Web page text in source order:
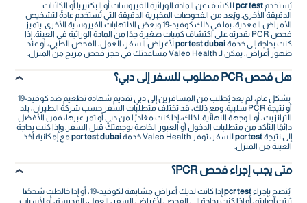
يُستخدمpcr testللكشف عن المادة الوراثية للفيروسات أو البكتيريا أو الكائنات
الدقيقة الأخرى. ويُعد من الفحوصات المخبرية الدقيقة التي تُستخدم عادةً لتشخيص
الأمراض المعدية، بما في ذلك كوفيد-19 وبعض الالتهابات الفيروسية الأخرى. يتميز
فحص PCR بقدرته على اكتشاف كميات صغيرة جدًا من المادة الوراثية في العينة. إذا
كنت بحاجة إلى خدمةpcr test dubaiلأغراض السفر، العمل، الفحص الطبي، أو عند
ظهور أعراض، يمكن لـ Valeo Health مساعدتك في حجز فحص مريح من المنزل.
هل فحص PCR مطلوب للسفر إلى دبي؟
بشكل عام، لم يعد يُطلب من المسافرين إلى دبي تقديم شهادة تطعيم ضد كوفيد-19
أو نتيجة PCR سلبية. ومع ذلك، قد تختلف متطلبات السفر حسب شركة الطيران، بلد
الترانزيت، أو الوجهة النهائية. لذلك، إذا كنت مغادرًا من دبي أو تمر عبرها، فمن الأفضل
دائمًا التأكد من متطلبات الدخول أو العبور الخاصة بوجهتك قبل السفر. وإذا كنت بحاجة
إلى نتيجةpcr testللسفر، توفر Valeo Health خدمة pcr test dubaiمع إمكانية أخذ
العينة من المنزل.
متى يجب إجراء فحص PCR؟
يُنصح بإجراءpcr test
إذا كانت لديك أعراض مشابهة لكوفيد-19، أو إذا خالطت شخصًا
ثبتت إصابته، أو إذا كنت بحاجة إلى الفحص لأغراض السفر، العمل، المدرسة، أو لأسباب